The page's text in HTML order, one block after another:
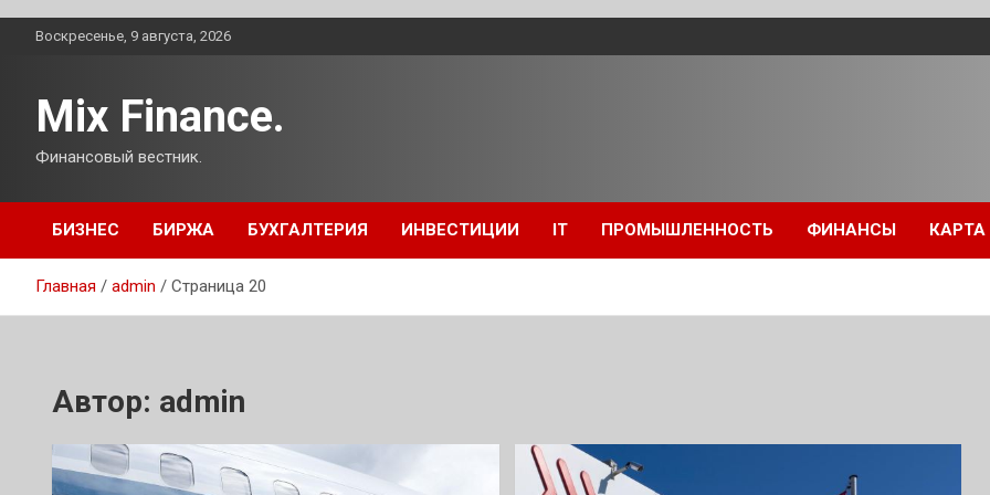
ПерейтиВоскресенье, 9 августа, 2026
Mix Finance.
Финансовый вестник.
БИЗНЕС БИРЖА БУХГАЛТЕРИЯ ИНВЕСТИЦИИ IT ПРОМЫШЛЕННОСТЬ ФИНАНСЫ
Главная admin Страница 20
Автор: admin